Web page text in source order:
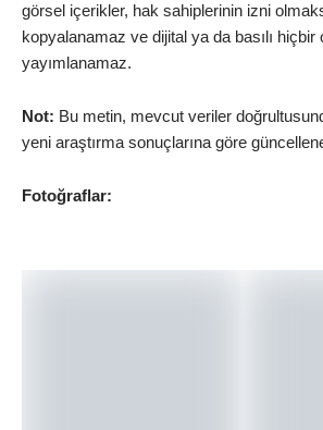
görsel içerikler, hak sahiplerinin izni
kopyalanamaz ve dijital ya da basılı hiçbir
yayımlanamaz.
Not: Bu metin, mevcut veriler
yeni araştırma sonuçlarına göre
Fotoğraflar: